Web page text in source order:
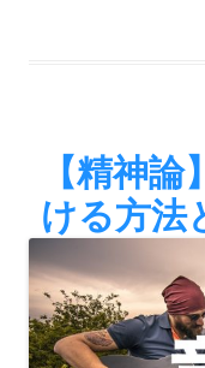
o
o
k
【精神
ける方法